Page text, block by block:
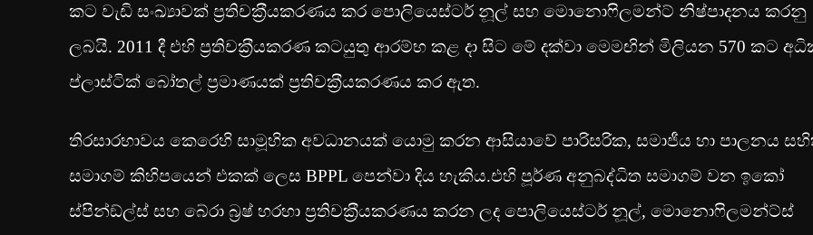
කට වැඩි සංඛ්‍යාවක් ප‍්‍රතිචක‍්‍රීයකරණය කර පොලියෙස්ටර් නූල් සහ මොනොෆිලමන්ට් නිෂ්පාදනය කරනු
ලබයි. 2011 දී එහි ප‍්‍රතිචක‍්‍රීයකරණ කටයුතු ආරම්භ කළ දා සිට මේ දක්වා මෙමඟින් මිලියන 570 කට
ප්ලාස්ටික් බෝතල් ප‍්‍රමාණයක් ප‍්‍රතිචක‍්‍රීයකරණය කර ඇත.
තිරසාරභාවය කෙරෙහි සාමූහික අවධානයක් යොමු කරන ආසියාවේ පාරිසරික, සමාජීය හා පාලනය
සමාගම් කිහිපයෙන් එකක් ලෙස BPPL පෙන්වා දිය හැකිය.එහි පූර්ණ අනුබද්ධිත සමාගම් වන ඉකෝ
ස්පින්ඞ්ල්ස් සහ බේරා බ‍්‍රෂ් හරහා ප‍්‍රතිචක‍්‍රීයකරණය කරන ලද පොලියෙස්ටර් නූල්, මොනොෆිලමන්ට්ස්